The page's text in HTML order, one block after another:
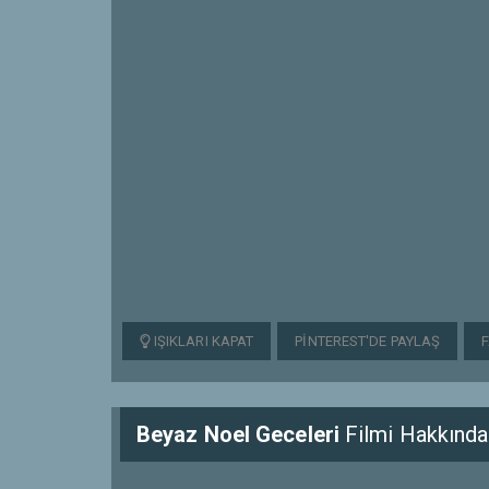
IŞIKLARI KAPAT PINTEREST'DE PAYLAŞ
Beyaz Noel Geceleri Filmi Hakkında